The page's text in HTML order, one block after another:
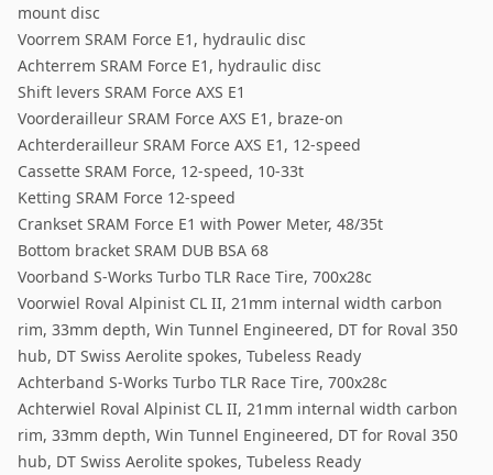
mount disc
Voorrem SRAM Force E1, hydraulic disc
Achterrem SRAM Force E1, hydraulic disc
Shift levers SRAM Force AXS E1
Voorderailleur SRAM Force AXS E1, braze-on
Achterderailleur SRAM Force AXS E1, 12-speed
Cassette SRAM Force, 12-speed, 10-33t
Ketting SRAM Force 12-speed
Crankset SRAM Force E1 with Power Meter, 48/35t
Bottom bracket SRAM DUB BSA 68
Voorband S-Works Turbo TLR Race Tire, 700x28c
Voorwiel Roval Alpinist CL II, 21mm internal width carbon
rim, 33mm depth, Win Tunnel Engineered, DT for Roval 350
hub, DT Swiss Aerolite spokes, Tubeless Ready
Achterband S-Works Turbo TLR Race Tire, 700x28c
Achterwiel Roval Alpinist CL II, 21mm internal width carbon
rim, 33mm depth, Win Tunnel Engineered, DT for Roval 350
hub, DT Swiss Aerolite spokes, Tubeless Ready